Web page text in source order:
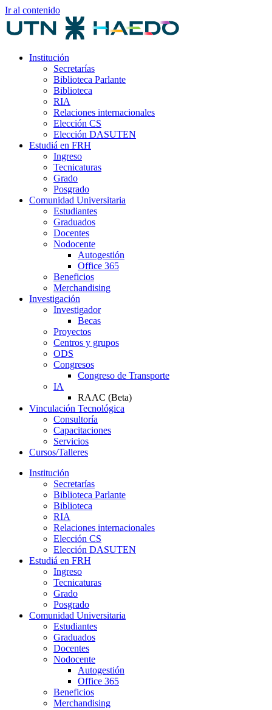
Ir al contenido
Institución
Secretarías
Biblioteca Parlante
Biblioteca
RIA
Relaciones internacionales
Elección CS
Elección DASUTEN
Estudiá en FRH
Ingreso
Tecnicaturas
Grado
Posgrado
Comunidad Universitaria
Estudiantes
Graduados
Docentes
Nodocente
Autogestión
Office 365
Beneficios
Merchandising
Investigación
Investigador
Becas
Proyectos
Centros y grupos
ODS
Congresos
Congreso de Transporte
IA
RAAC (Beta)
Vinculación Tecnológica
Consultoría
Capacitaciones
Servicios
Cursos/Talleres
Institución
Secretarías
Biblioteca Parlante
Biblioteca
RIA
Relaciones internacionales
Elección CS
Elección DASUTEN
Estudiá en FRH
Ingreso
Tecnicaturas
Grado
Posgrado
Comunidad Universitaria
Estudiantes
Graduados
Docentes
Nodocente
Autogestión
Office 365
Beneficios
Merchandising